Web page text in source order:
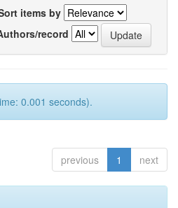
items by
record
0.001 seconds).
previous 1 next